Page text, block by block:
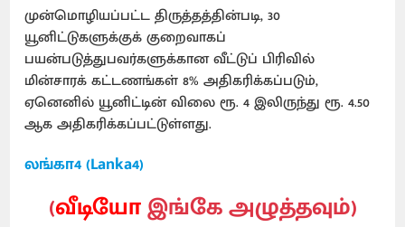
முன்மொழியப்பட்ட திருத்தத்தின்படி, 30
யூனிட்டுகளுக்குக் குறைவாகப்
பயன்படுத்துபவர்களுக்கான வீட்டுப் பிரிவில்
மின்சாரக் கட்டணங்கள் 8% அதிகரிக்கப்படும்,
ஏனெனில் யூனிட்டின் விலை ரூ. 4 இலிருந்து ரூ. 4.50
ஆக அதிகரிக்கப்பட்டுள்ளது.
லங்கா4 (Lanka4)
(வீடியோஇங்கே அழுத்தவும்)